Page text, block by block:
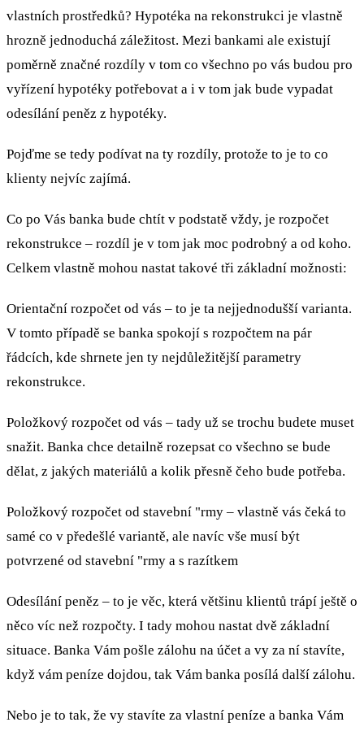
vlastních prostředků? Hypotéka na rekonstrukci je vlastně
hrozně jednoduchá záležitost. Mezi bankami ale existují
poměrně značné rozdíly v tom co všechno po vás budou pro
vyřízení hypotéky potřebovat a i v tom jak bude vypadat
odesílání peněz z hypotéky.
Pojďme se tedy podívat na ty rozdíly, protože to je to co
klienty nejvíc zajímá.
Co po Vás banka bude chtít v podstatě vždy, je rozpočet
rekonstrukce – rozdíl je v tom jak moc podrobný a od koho.
Celkem vlastně mohou nastat takové tři základní možnosti:
Orientační rozpočet od vás – to je ta nejjednodušší varianta.
V tomto případě se banka spokojí s rozpočtem na pár
řádcích, kde shrnete jen ty nejdůležitější parametry
rekonstrukce.
Položkový rozpočet od vás – tady už se trochu budete muset
snažit. Banka chce detailně rozepsat co všechno se bude
dělat, z jakých materiálů a kolik přesně čeho bude potřeba.
Položkový rozpočet od stavební "rmy – vlastně vás čeká to
samé co v předešlé variantě, ale navíc vše musí být
potvrzené od stavební "rmy a s razítkem
Odesílání peněz – to je věc, která většinu klientů trápí ještě o
něco víc než rozpočty. I tady mohou nastat dvě základní
situace. Banka Vám pošle zálohu na účet a vy za ní stavíte,
když vám peníze dojdou, tak Vám banka posílá další zálohu.
Nebo je to tak, že vy stavíte za vlastní peníze a banka Vám